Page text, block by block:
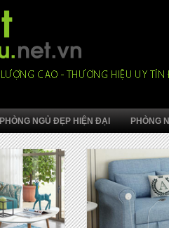
PHÒNG NGỦ ĐẸP HIỆN ĐẠI PHÒNG